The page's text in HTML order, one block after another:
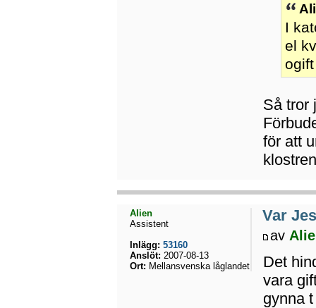
I
el
Så tror
för att
Var
av
Det
vara
gynna
Alien
Assistent
Inlägg: 53160
Anslöt: 2007-08-13
Ort: Mellansvenska låglandet